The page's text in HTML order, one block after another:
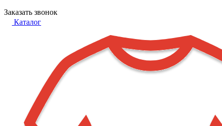
Заказать звонок
Каталог